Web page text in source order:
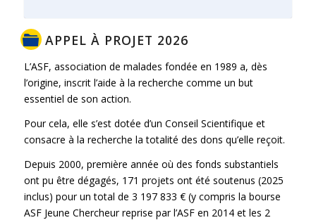
APPEL À PROJET 2026
L’ASF, association de malades fondée en 1989 a, dès
l’origine, inscrit l’aide à la recherche comme un but
essentiel de son action.
Pour cela, elle s’est dotée d’un Conseil Scientifique et
consacre à la recherche la totalité des dons qu’elle reçoit.
Depuis 2000, première année où des fonds substantiels
ont pu être dégagés, 171 projets ont été soutenus (2025
inclus) pour un total de 3 197 833 € (y compris la bourse
ASF Jeune Chercheur reprise par l’ASF en 2014 et les 2